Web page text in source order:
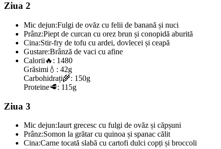
Ziua 2
Mic dejun:Fulgi de ovăz cu felii de banană și nuci
Prânz:Piept de curcan cu orez brun și conopidă aburită
Cina:Stir-fry de tofu cu ardei, dovlecei și ceapă
Gustare:Brânză de vaci cu afine
Calorii 🔥: 1480
Grăsimi 💧: 42g
Carbohidrați🌾: 150g
Proteine🥩: 115g
Ziua 3
Mic dejun:Iaurt grecesc cu fulgi de ovăz și căpșuni
Prânz:Somon la grătar cu quinoa și spanac călit
Cina:Carne tocată slabă cu cartofi dulci copți și broccoli